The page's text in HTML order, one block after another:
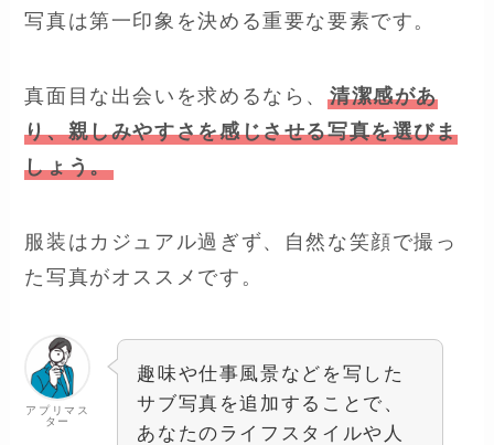
写真は第一印象を決める重要な要素です。
真面目な出会いを求めるなら、 清潔感があ
り、親しみやすさを感じさせる写真を選びま
しょう。
服装はカジュアル過ぎず、自然な笑顔で撮っ
た写真がオススメです。
アプリマス
ター
趣味や仕事風景などを写した
サブ写真を追加することで、
あなたのライフスタイルや人